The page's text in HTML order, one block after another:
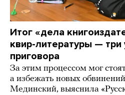
Итог «дела
квир-литературы — три
приговора
За этим процессом мог
а избежать новых
Мединский, выяснила